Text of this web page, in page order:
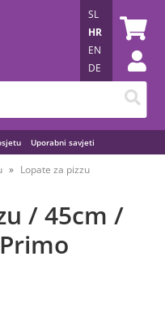
Uporabni savjeti
SL
HR
EN
DE
Lopate za pizzu
/ 45cm /